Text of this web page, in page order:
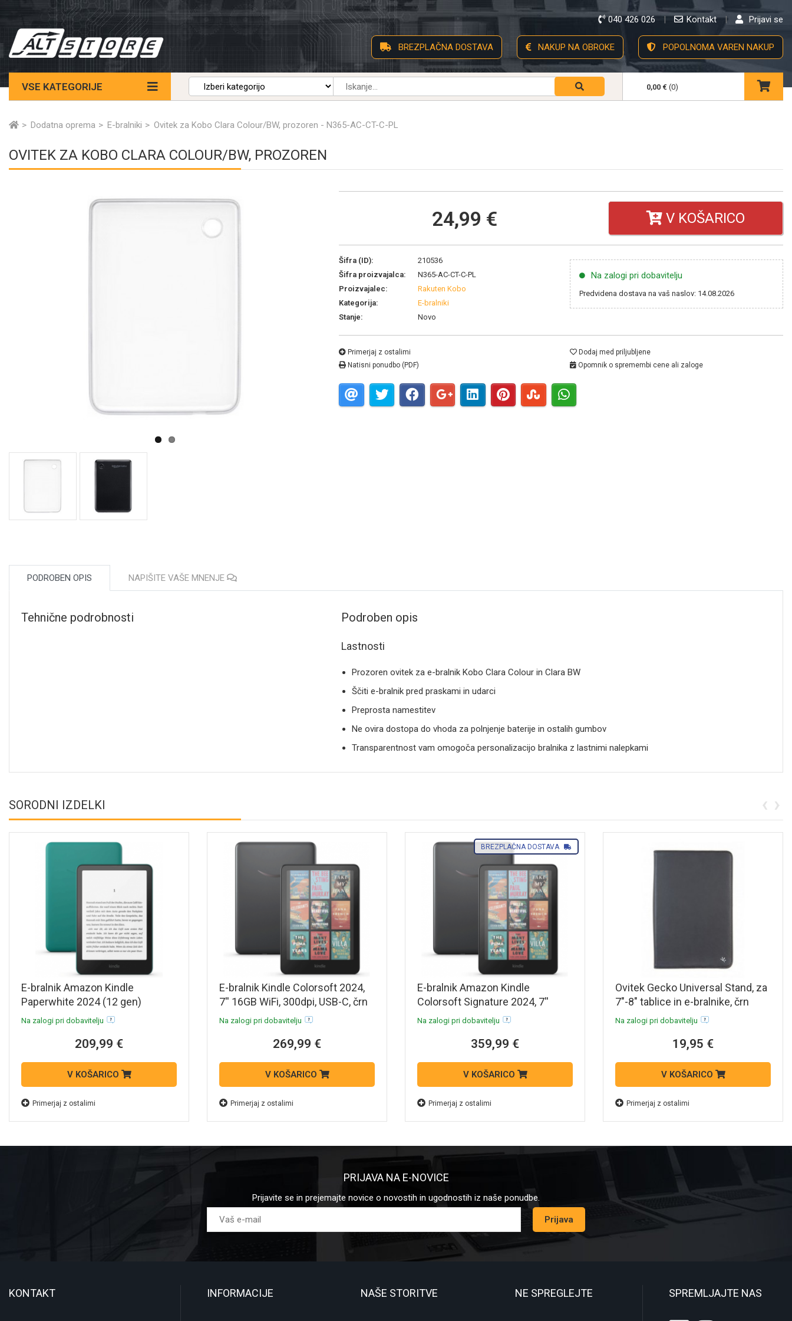
040 426 026 Kontakt Prijavi se
BREZPLAČNA DOSTAVA NAKUP NA OBROKE POPOLNOMA VAREN NAKUP
VSE KATEGORIJE 0,00 € (0)
Dodatna oprema E-bralniki Ovitek za Kobo Clara Colour/BW, prozoren - N365-AC-CT-C-PL
OVITEK ZA KOBO CLARA COLOUR/BW, PROZOREN
24,99 € V KOŠARICO
Šifra (ID):
210536
Šifra proizvajalca:
N365-AC-CT-C-PL
Proizvajalec:
Rakuten Kobo
Kategorija:
E-bralniki
Stanje:
Novo
Na zalogi pri dobavitelju
Predvidena dostava na vaš naslov: 14.08.2026
Primerjaj z ostalimi
Natisni ponudbo (PDF)
Dodaj med priljubljene
Opomnik o spremembi cene ali zaloge
PODROBEN OPIS NAPIŠITE VAŠE MNENJE
Tehnične podrobnosti Podroben opis
Lastnosti
Prozoren ovitek za e-bralnik Kobo Clara Colour in Clara BW
Ščiti e-bralnik pred praskami in udarci
Preprosta namestitev
Ne ovira dostopa do vhoda za polnjenje baterije in ostalih gumbov
Transparentnost vam omogoča personalizacijo bralnika z lastnimi nalepkami
SORODNI IZDELKI
E-bralnik Amazon Kindle
Paperwhite 2024 (12 gen)
Special Offers, 7'' 16GB WiFi,
Na zalogi pri dobavitelju
209,99 €
V KOŠARICO
Primerjaj z ostalimi
E-bralnik Kindle Colorsoft 2024,
7'' 16GB WiFi, 300dpi, USB-C, črn
Na zalogi pri dobavitelju
269,99 €
V KOŠARICO
Primerjaj z ostalimi
BREZPLAČNA DOSTAVA
E-bralnik Amazon Kindle
Colorsoft Signature 2024, 7''
32GB WiFi, 300dpi, USB-C, črn
Na zalogi pri dobavitelju
359,99 €
V KOŠARICO
Primerjaj z ostalimi
Ovitek Gecko Universal Stand, za
7"-8" tablice in e-bralnike, črn
Na zalogi pri dobavitelju
19,95 €
V KOŠARICO
Primerjaj z ostalimi
‹ ›
PRIJAVA NA E-NOVICE
Prijavite se in prejemajte novice o novostih in ugodnostih iz naše ponudbe.
Prijava
KONTAKT INFORMACIJE NAŠE STORITVE NE SPREGLEJTE SPREMLJAJTE NAS